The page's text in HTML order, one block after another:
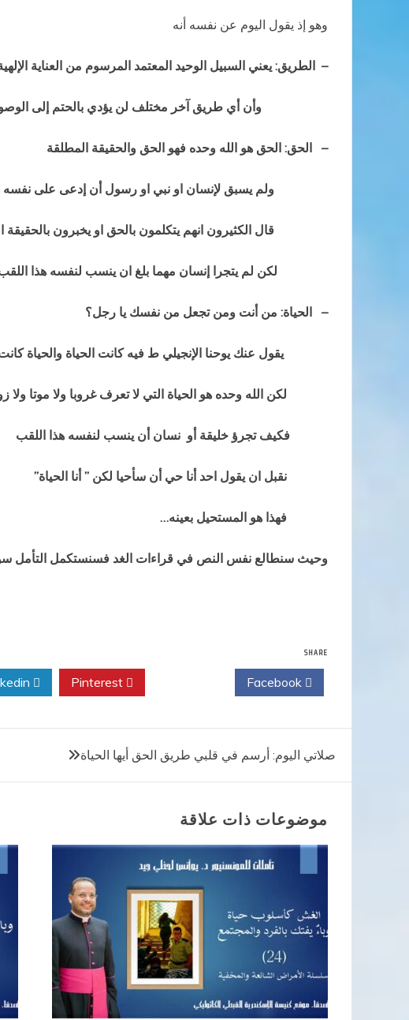
وهو إذ يقول اليوم عن نفسه أنه
– الطريق: يعني السبيل الوحيد المعتمد المرسوم من العناية
وأن أي طريق آخر مختلف لن يؤدي بالحتم إلى
– الحق: الحق هو الله وحده فهو الحق والحقيقة المطلقة
ولم يسبق لإنسان او نبي او رسول أن إدعى على نفسه
قال الكثيرون انهم يتكلمون بالحق او يخبرون بالحقيقة
لكن لم يتجرا إنسان مهما بلغ ان ينسب لنفسه هذا اللقب
– الحياة: من أنت ومن تجعل من نفسك يا رجل؟
يقول عنك يوحنا الإنجيلي ط فيه كانت الحياة والحياة
لكن الله وحده هو الحياة التي لا تعرف غروبا ولا موتا ولا
فكيف تجرؤ خليقة أو نسان أن ينسب لنفسه هذا اللقب
نقبل ان يقول احد أنا حي أن سأحيا لكن ” أنا الحياة”
فهذا هو المستحيل بعينه…
وحيث سنطالع نفس النص في قراءات الغد فسنستكمل التأمل
SHARE
تصفّح
المقالات
صلاتي اليوم: أرسم في قلبي طريق الحق أيها الحياة
موضوعات ذات علاقة